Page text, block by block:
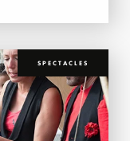
SPECTACLES